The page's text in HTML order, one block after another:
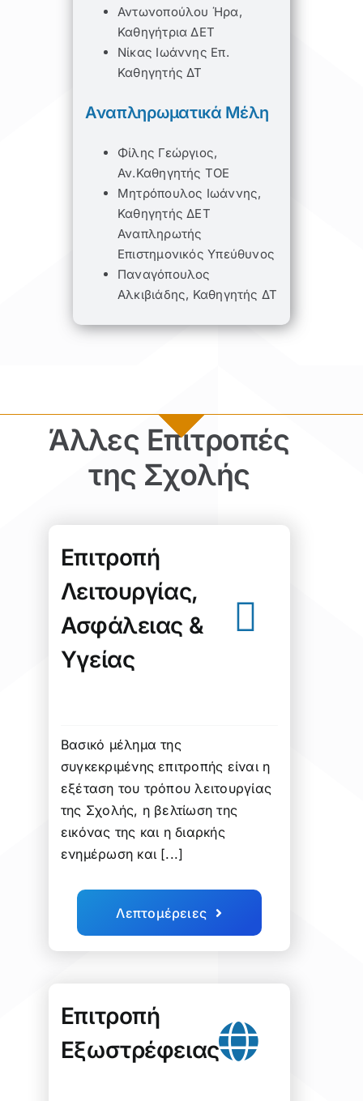
Αντωνοπούλου Ήρα,
Καθηγήτρια ΔΕΤ
Νίκας Ιωάννης Επ.
Καθηγητής ΔΤ
Αναπληρωματικά Μέλη
Φίλης Γεώργιος,
Αν.Καθηγητής ΤΟΕ
Μητρόπουλος Ιωάννης,
Καθηγητής ΔΕΤ
Αναπληρωτής
Επιστημονικός Υπεύθυνος
Παναγόπουλος
Αλκιβιάδης, Καθηγητής ΔΤ
Άλλες Επιτροπές
της Σχολής
Επιτροπή
Λειτουργίας,
Ασφάλειας &
Υγείας
Βασικό μέλημα της
συγκεκριμένης επιτροπής είναι η
εξέταση του τρόπου λειτουργίας
της Σχολής, η βελτίωση της
εικόνας της και η διαρκής
ενημέρωση και [...]
Λεπτομέρειες
Επιτροπή
Εξωστρέφειας